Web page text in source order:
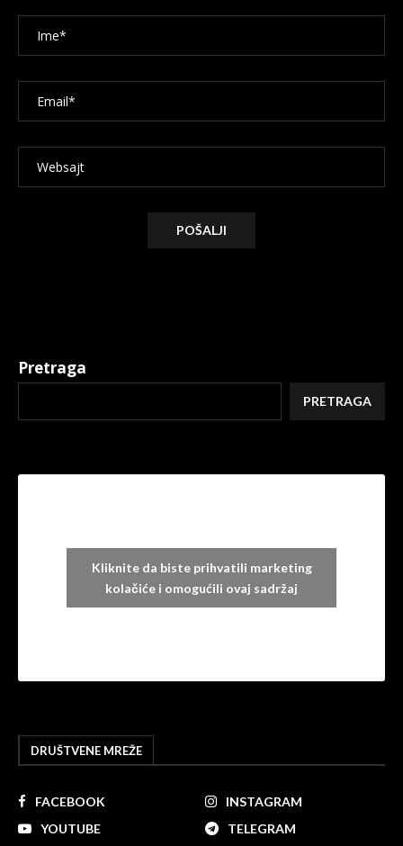
Pretraga
PRETRAGA
Kliknite da biste prihvatili marketing
kolačiće i omogućili ovaj sadržaj
DRUŠTVENE MREŽE
FACEBOOK
INSTAGRAM
YOUTUBE
TELEGRAM